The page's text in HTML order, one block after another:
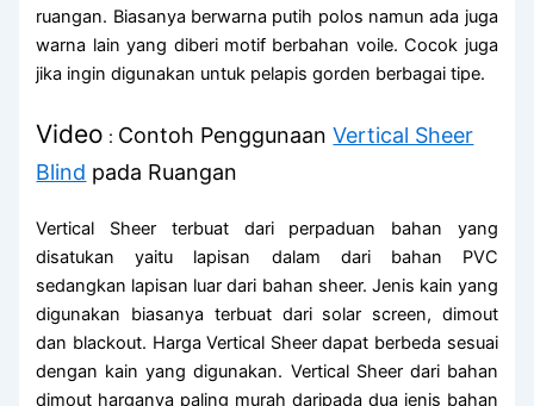
ruangan. Biasanya berwarna putih polos namun ada juga
warna lain yang diberi motif berbahan voile. Cocok juga
jika ingin digunakan untuk pelapis gorden berbagai tipe.
Video : Contoh PenggunaanVertical Sheer
Blind pada Ruangan
Vertical Sheer terbuat dari perpaduan bahan yang
disatukan yaitu lapisan dalam dari bahan PVC
sedangkan lapisan luar dari bahan sheer. Jenis kain yang
digunakan biasanya terbuat dari solar screen, dimout
dan blackout. Harga Vertical Sheer dapat berbeda sesuai
dengan kain yang digunakan. Vertical Sheer dari bahan
dimout harganya paling murah daripada dua jenis bahan